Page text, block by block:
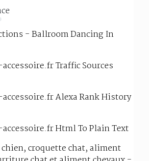
- Ballroom Dancing In
Traffic Sources
Alexa Rank History
Html To Plain Text
croquette chat, aliment